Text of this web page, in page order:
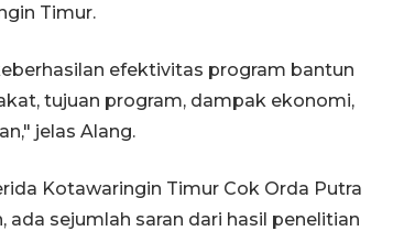
Timur.
efektivitas program bantun
tujuan program, dampak ekonomi,
jelas Alang.
Kotawaringin Timur Cok Orda Putra
sejumlah saran dari hasil penelitian